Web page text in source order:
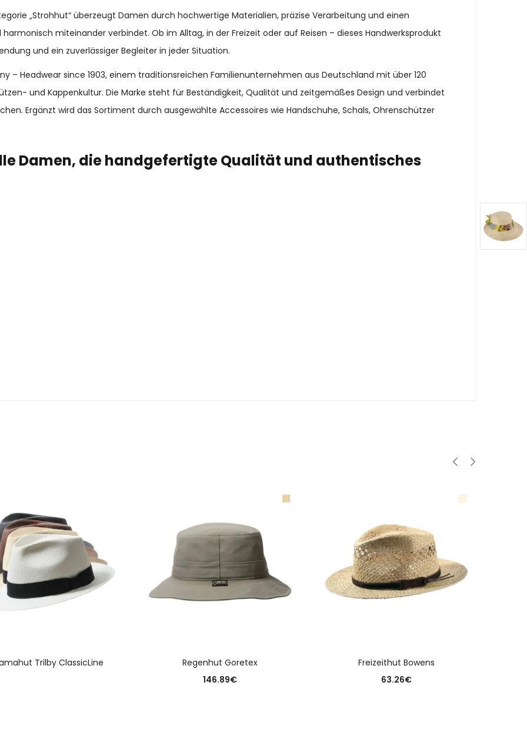
„Strohhut“ überzeugt Damen durch hochwertige Materialien, präzise Verarbeitung und einen
miteinander verbindet. Ob im Alltag, in der Freizeit oder auf Reisen – dieses Handwerksprodukt
und ein zuverlässiger Begleiter in jeder Situation.
– Headwear since 1903, einem traditionsreichen Familienunternehmen aus Deutschland mit über 120
und Kappenkultur. Die Marke steht für Beständigkeit, Qualität und zeitgemäßes Design und verbindet
Ergänzt wird das Sortiment durch ausgewählte Accessoires wie Handschuhe, Schals, Ohrenschützer
Damen, die handgefertigte Qualität und authentisches
Trilby ClassicLine
Regenhut Goretex
146.89€
Freizeithut Bowens
63.26€